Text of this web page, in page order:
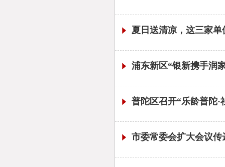
夏日送清凉，这三家
浦东新区“银新携手润
普陀区召开“乐龄普陀
市委常委会扩大会议